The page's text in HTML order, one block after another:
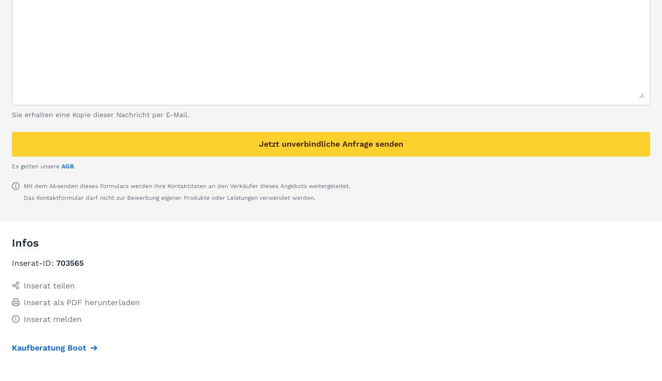
Sie erhalten eine Kopie dieser Nachricht per E-Mail.
Jetzt unverbindliche Anfrage senden
Es gelten unsere AGB.
Mit dem Absenden dieses Formulars werden Ihre Kontaktdaten an den Verkäufer dieses Angebots weitergeleitet.
Das Kontaktformular darf nicht zur Bewerbung eigener Produkte oder Leistungen verwendet werden.
Infos
Inserat-ID: 703565
Inserat teilen
Inserat als PDF herunterladen
Inserat melden
Kaufberatung Boot